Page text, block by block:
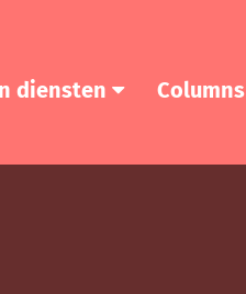
diensten Columns